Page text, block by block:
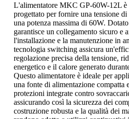
L'alimentatore MKC GP-60W-12L
progettato per fornire una tensione
una potenza massima di 60W.
garantisce un collegamento sicuro e
l'installazione e la manutenzione in
tecnologia switching assicura
regolazione precisa della tensione,
energetico e il calore generato
Questo alimentatore è ideale per
una fonte di alimentazione compatta
protezioni integrate contro
assicurando così la sicurezza dei
costruzione robusta e la qualità dei